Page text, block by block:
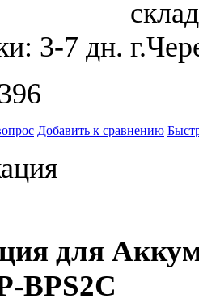
3-7 дн.
Добавить к сравнению
для
BPS2C